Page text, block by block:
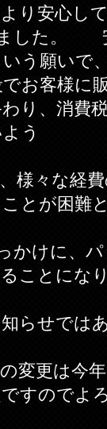
り安心し
ました。
う願いで
お客様に
り、消費
う
様々な経
とが困難
かけに、
ことにな
らせでは
変更は今
すのでよ